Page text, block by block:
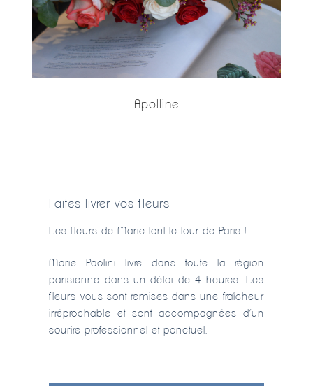
Apolline
Faites livrer vos fleurs
Les fleurs de Marie font le tour de Paris !
Marie Paolini livre dans toute la région
parisienne dans un délai de 4 heures. Les
fleurs vous sont remises dans une fraîcheur
irréprochable et sont accompagnées d’un
sourire professionnel et ponctuel.